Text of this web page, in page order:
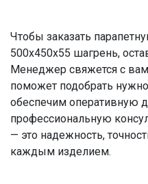
Чтобы заказать
500х450х55 шагрень,
Менеджер свяжется с
поможет подобрать
обеспечим оперативную
профессиональную
— это надежность,
каждым изделием.